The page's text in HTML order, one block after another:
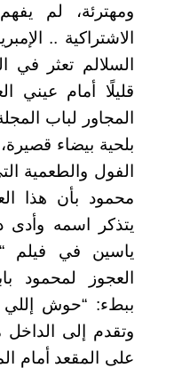
ومهترئة، لم
الاشتراكية ..
السلالم تعثر في
قليلًا أمام عيني
المجاور لباب
بلحية بيضاء
الفول والطعمية
محمود بأن هذا
يتذكر اسمه وأدى
ياسين في فيلم
العجوز لمحمود
ببطء: “حوش
وتقدم إلى الداخل
على المقعد أمام